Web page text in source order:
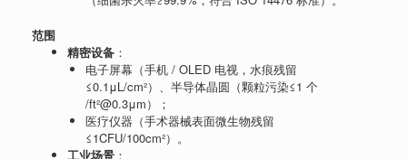
范围
精密设备 ：
电子屏幕（手机 / OLED 电视，水痕残留
≤0.1μL/cm²）、半导体晶圆（颗粒污染≤1 个
/ft²@0.3μm）；
医疗仪器（手术器械表面微生物残留
≤1CFU/100cm²）。
工业场景 ：